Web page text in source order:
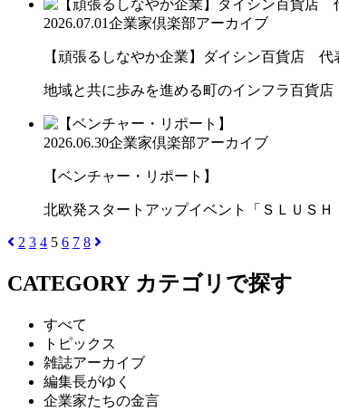
2026.07.01企業家倶楽部アーカイブ
【頑張るしなやか企業】ダイシン百貨店
地域と共に歩みを進める町のインフラ百貨店
2026.06.30企業家倶楽部アーカイブ
【ベンチャー・リポート】
北欧発スタートアップイベント「ＳＬＵＳ
2 3 4 5 6 7 8
CATEGORY カテゴリで探す
すべて
トピックス
雑誌アーカイブ
編集長がゆく
企業家たちの金言